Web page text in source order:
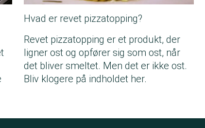
Hvad er revet pizzatopping?
Revet pizzatopping er et produkt, der
ligner ost og opfører sig som ost, når
det bliver smeltet. Men det er ikke ost.
Bliv klogere på indholdet her.